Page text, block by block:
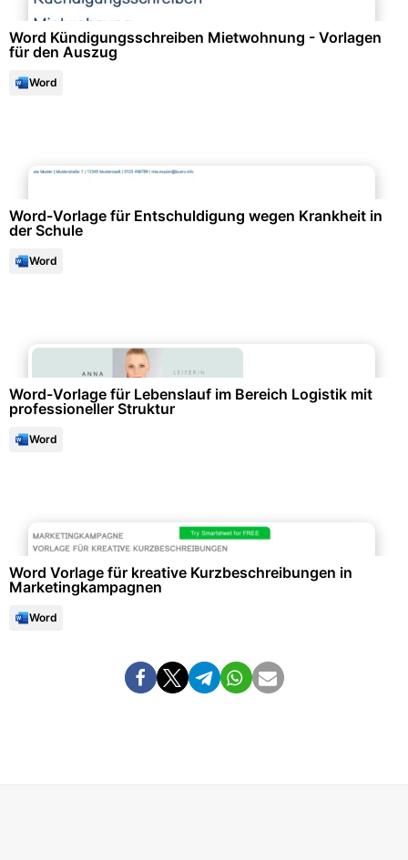
Word Kündigungsschreiben Mietwohnung - Vorlagen
für den Auszug
Word
Word-Vorlage für Entschuldigung wegen Krankheit in
der Schule
Word
Word-Vorlage für Lebenslauf im Bereich Logistik mit
professioneller Struktur
Word
Word Vorlage für kreative Kurzbeschreibungen in
Marketingkampagnen
Word